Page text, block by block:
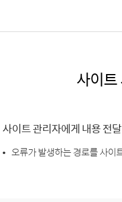
사이
사이트 관리자에게 내용 전달
오류가 발생하는 경로를 사이